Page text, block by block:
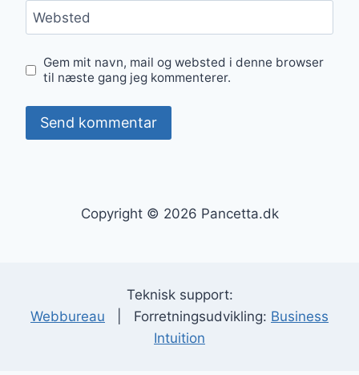
Websted
Gem mit navn, mail og websted i denne browser
til næste gang jeg kommenterer.
Copyright © 2026 Pancetta.dk
Teknisk support:
Webbureau | Forretningsudvikling: Business
Intuition